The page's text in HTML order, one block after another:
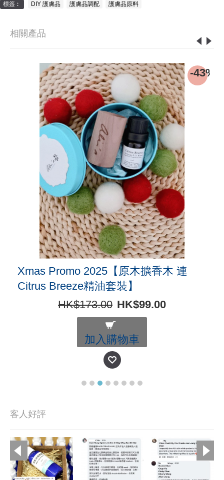
標簽︰ DIY 護膚品 護膚品調配 護膚品原料
相關產品
-43%
Xmas Promo 2025【原木擴香木 連
Citrus Breeze精油套裝】
HK$173.00 HK$99.00
加入購物車
客人好評